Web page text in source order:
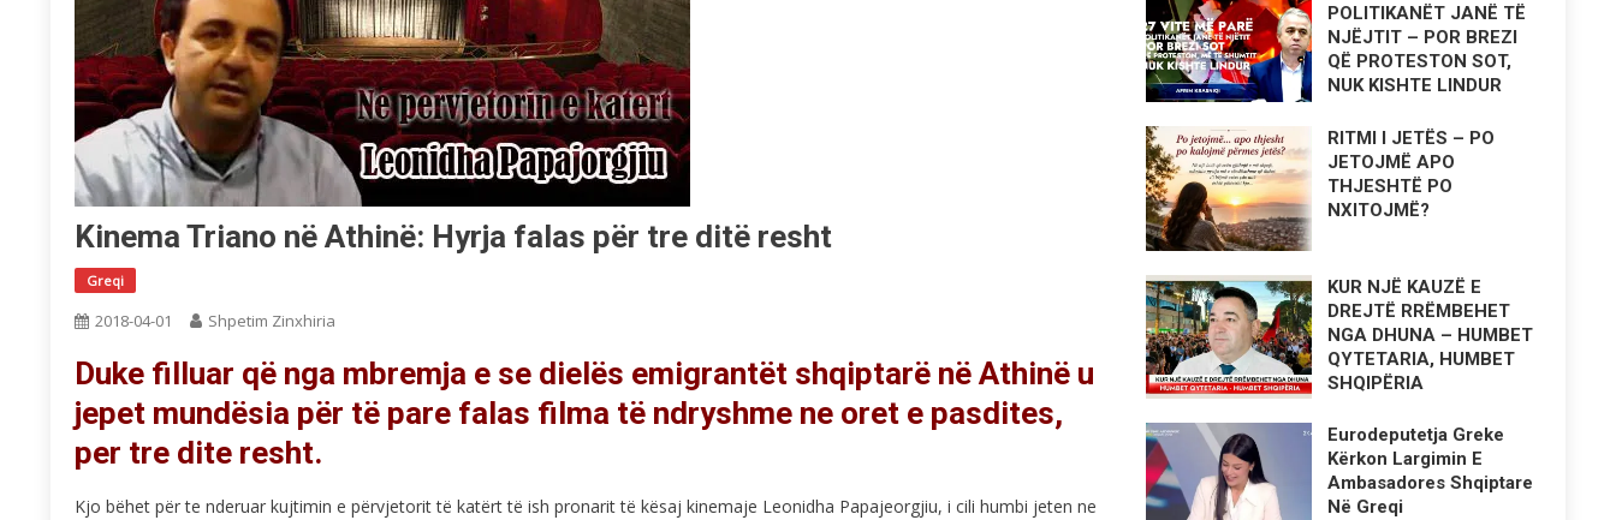
Kinema Triano në Athinë: Hyrja falas për tre ditë resht
Greqi
2018-04-01 Shpetim Zinxhiria
Duke filluar që nga mbremja e se dielës emigrantët shqiptarë në Athinë u
jepet mundësia për të pare falas filma të ndryshme ne oret e pasdites,
per tre dite resht.
Kjo bëhet për te nderuar kujtimin e përvjetorit të katërt të ish pronarit të kësaj kinemaje Leonidha Papajeorgjiu, i cili humbi jeten ne
POLITIKANËT JANË TË
NJËJTIT – POR BREZI
QË PROTESTON SOT,
NUK KISHTE LINDUR
RITMI I JETËS – PO
JETOJMË APO
THJESHTË PO
NXITOJMË?
KUR NJË KAUZË E
DREJTË RRËMBEHET
NGA DHUNA – HUMBET
QYTETARIA, HUMBET
SHQIPËRIA
Eurodeputetja Greke
Kërkon Largimin E
Ambasadores Shqiptare
Në Greqi